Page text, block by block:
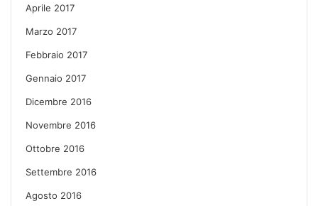
Aprile 2017
Marzo 2017
Febbraio 2017
Gennaio 2017
Dicembre 2016
Novembre 2016
Ottobre 2016
Settembre 2016
Agosto 2016